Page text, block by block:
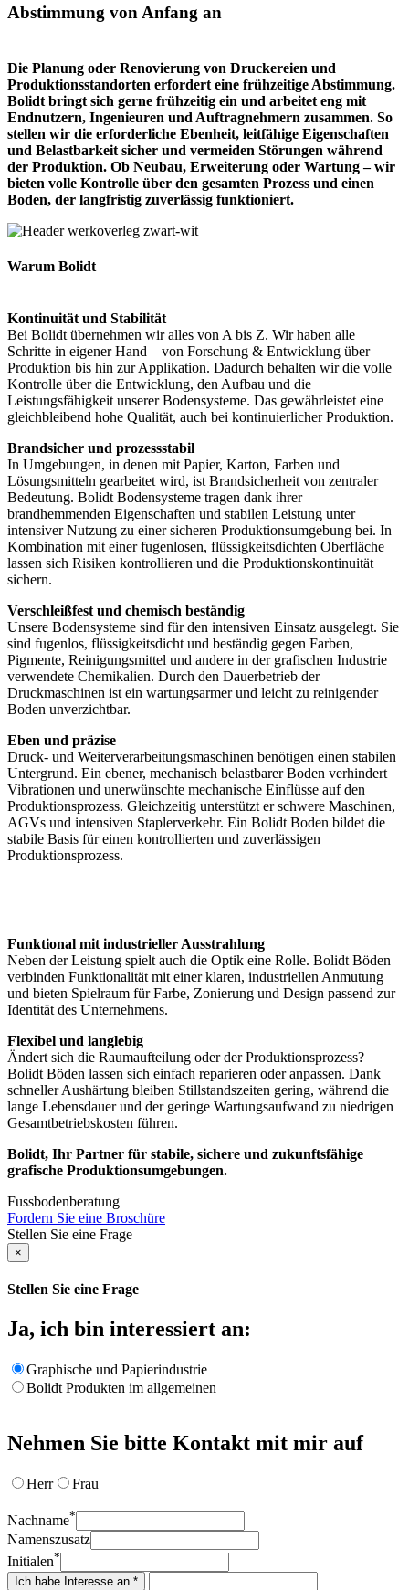
Abstimmung von Anfang an
Die Planung oder Renovierung von Druckereien und
Produktionsstandorten erfordert eine frühzeitige Abstimmung.
Bolidt bringt sich gerne frühzeitig ein und arbeitet eng mit
Endnutzern, Ingenieuren und Auftragnehmern zusammen. So
stellen wir die erforderliche Ebenheit, leitfähige Eigenschaften
und Belastbarkeit sicher und vermeiden Störungen während
der Produktion. Ob Neubau, Erweiterung oder Wartung – wir
bieten volle Kontrolle über den gesamten Prozess und einen
Boden, der langfristig zuverlässig funktioniert.
Warum Bolidt
Kontinuität und Stabilität
Bei Bolidt übernehmen wir alles von A bis Z. Wir haben alle
Schritte in eigener Hand – von Forschung & Entwicklung über
Produktion bis hin zur Applikation. Dadurch behalten wir die volle
Kontrolle über die Entwicklung, den Aufbau und die
Leistungsfähigkeit unserer Bodensysteme. Das gewährleistet eine
gleichbleibend hohe Qualität, auch bei kontinuierlicher Produktion.
Brandsicher und prozessstabil
In Umgebungen, in denen mit Papier, Karton, Farben und
Lösungsmitteln gearbeitet wird, ist Brandsicherheit von zentraler
Bedeutung. Bolidt Bodensysteme tragen dank ihrer
brandhemmenden Eigenschaften und stabilen Leistung unter
intensiver Nutzung zu einer sicheren Produktionsumgebung bei. In
Kombination mit einer fugenlosen, flüssigkeitsdichten Oberfläche
lassen sich Risiken kontrollieren und die Produktionskontinuität
sichern.
Verschleißfest und chemisch beständig
Unsere Bodensysteme sind für den intensiven Einsatz ausgelegt. Sie
sind fugenlos, flüssigkeitsdicht und beständig gegen Farben,
Pigmente, Reinigungsmittel und andere in der grafischen Industrie
verwendete Chemikalien. Durch den Dauerbetrieb der
Druckmaschinen ist ein wartungsarmer und leicht zu reinigender
Boden unverzichtbar.
Eben und präzise
Druck- und Weiterverarbeitungsmaschinen benötigen einen stabilen
Untergrund. Ein ebener, mechanisch belastbarer Boden verhindert
Vibrationen und unerwünschte mechanische Einflüsse auf den
Produktionsprozess. Gleichzeitig unterstützt er schwere Maschinen,
AGVs und intensiven Staplerverkehr. Ein Bolidt Boden bildet die
stabile Basis für einen kontrollierten und zuverlässigen
Produktionsprozess.
Funktional mit industrieller Ausstrahlung
Neben der Leistung spielt auch die Optik eine Rolle. Bolidt Böden
verbinden Funktionalität mit einer klaren, industriellen Anmutung
und bieten Spielraum für Farbe, Zonierung und Design passend zur
Identität des Unternehmens.
Flexibel und langlebig
Ändert sich die Raumaufteilung oder der Produktionsprozess?
Bolidt Böden lassen sich einfach reparieren oder anpassen. Dank
schneller Aushärtung bleiben Stillstandszeiten gering, während die
lange Lebensdauer und der geringe Wartungsaufwand zu niedrigen
Gesamtbetriebskosten führen.
Bolidt, Ihr Partner für stabile, sichere und zukunftsfähige
grafische Produktionsumgebungen.
Fussbodenberatung
Fordern Sie eine Broschüre
Stellen Sie eine Frage
×
Stellen Sie eine Frage
Ja, ich bin interessiert an:
Graphische und Papierindustrie
Bolidt Produkten im allgemeinen
Nehmen Sie bitte Kontakt mit mir auf
Herr Frau
Nachname*
Namenszusatz
Initialen*
Ich habe Interesse an *